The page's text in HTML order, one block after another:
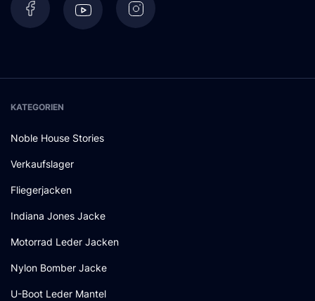
KATEGORIEN
Noble House Stories
Verkaufslager
Fliegerjacken
Indiana Jones Jacke
Motorrad Leder Jacken
Nylon Bomber Jacke
U-Boot Leder Mantel